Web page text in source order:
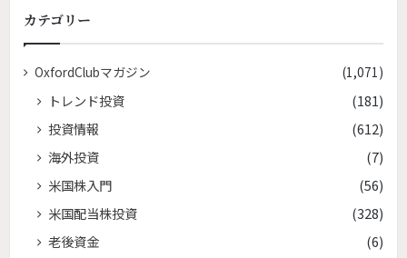
カテゴリー
OxfordClubマガジン (1,071)
トレンド投資
(181)
投資情報
(612)
海外投資
(7)
米国株入門
(56)
米国配当株投資
(328)
老後資金
(6)